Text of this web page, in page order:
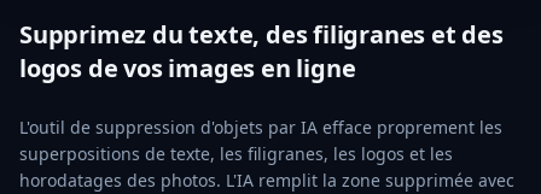
Supprimez du texte, des filigranes et des
logos de vos images en ligne
L'outil de suppression d'objets par IA efface proprement les
superpositions de texte, les filigranes, les logos et les
horodatages des photos. L'IA remplit la zone supprimée avec